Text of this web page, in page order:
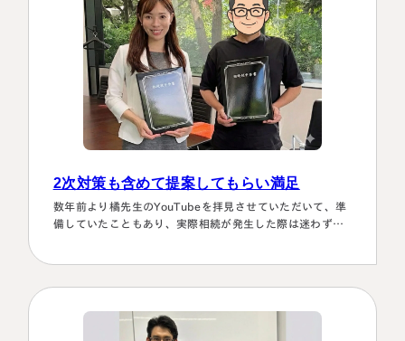
2次対策も含めて提案してもらい満足
数年前より橘先生のYouTubeを拝見させていただいて、準
備していたこともあり、実際相続が発生した際は迷わず相